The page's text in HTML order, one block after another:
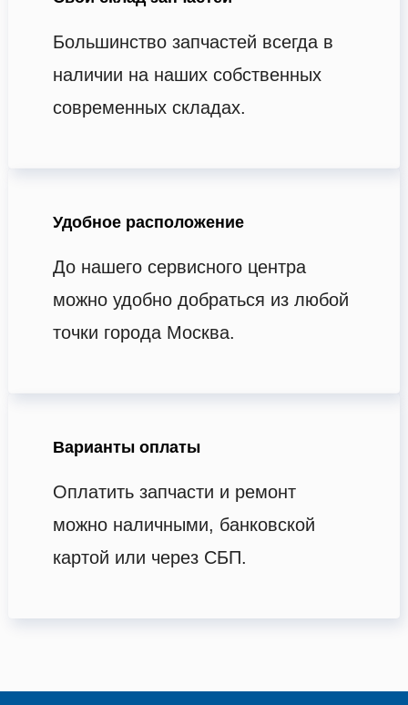
Большинство запчастей всегда в
наличии на наших собственных
современных складах.
Удобное расположение
До нашего сервисного центра
можно удобно добраться из любой
точки города Москва.
Варианты оплаты
Оплатить запчасти и ремонт
можно наличными, банковской
картой или через СБП.